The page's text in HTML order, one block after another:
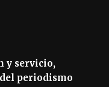
y servicio,
periodismo